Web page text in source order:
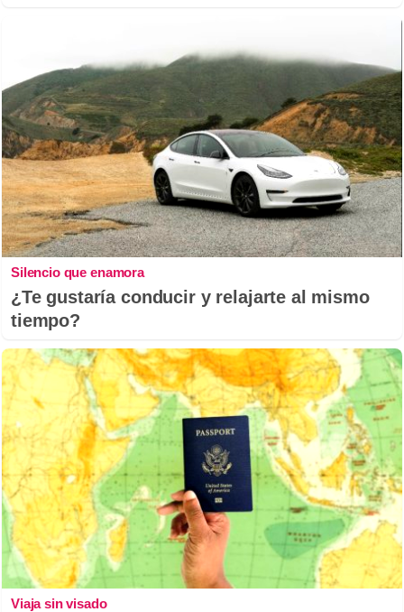
Silencio que enamora
¿Te gustaría conducir y relajarte al mismo
tiempo?
Viaja sin visado